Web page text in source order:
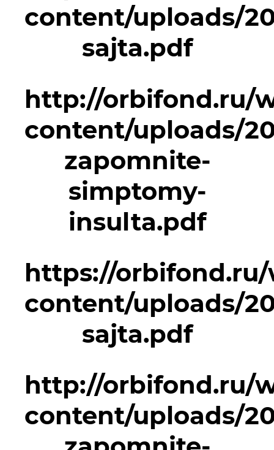
content/uploads/
sajta.pdf
http://orbifond.ru/
content/uploads/
zapomnite-
simptomy-
insulta.pdf
https://
content/uploads/
sajta.pdf
http://orbifond.ru/
content/uploads/